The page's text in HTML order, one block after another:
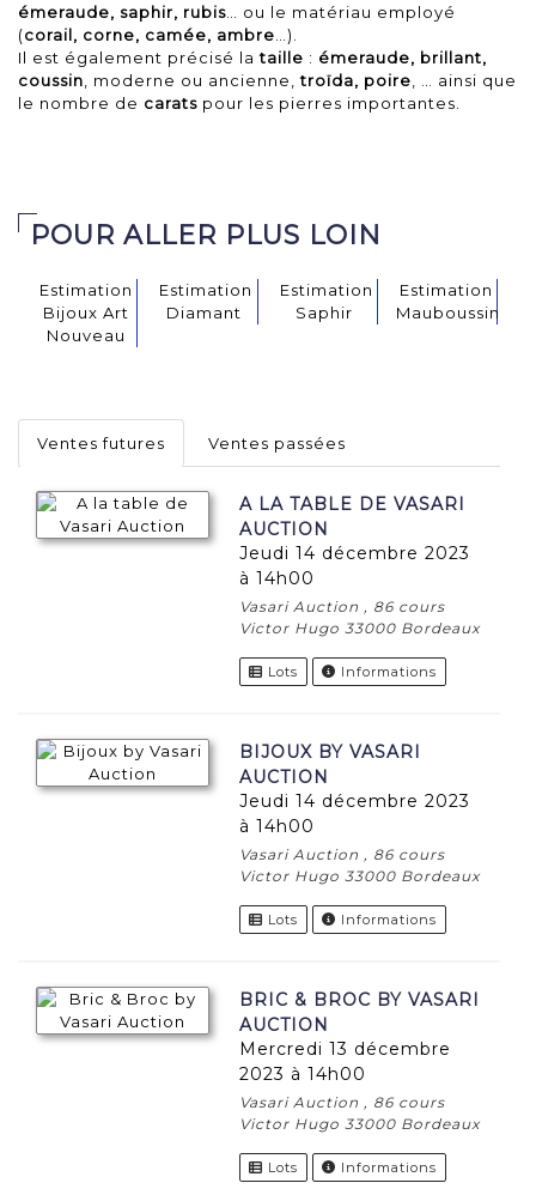
émeraude, saphir, rubis … ou le matériau employé
(corail, corne, camée, ambre …).
Il est également précisé lataille : émeraude, brillant,
coussin , moderne ou ancienne,troïda, poire , … ainsi que
le nombre de carats pour les pierres importantes.
POUR ALLER PLUS LOIN
Estimation
Bijoux Art
Nouveau
Estimation
Diamant
Estimation
Saphir
Estimation
Mauboussin
Ventes futures Ventes passées
A LA TABLE DE VASARI
AUCTION
jeudi 14 décembre 2023
à 14h00
Vasari Auction , 86 cours
Victor Hugo 33000 Bordeaux
Lots Informations
BIJOUX BY VASARI
AUCTION
jeudi 14 décembre 2023
à 14h00
Vasari Auction , 86 cours
Victor Hugo 33000 Bordeaux
Lots Informations
BRIC & BROC BY VASARI
AUCTION
mercredi 13 décembre
2023 à 14h00
Vasari Auction , 86 cours
Victor Hugo 33000 Bordeaux
Lots Informations